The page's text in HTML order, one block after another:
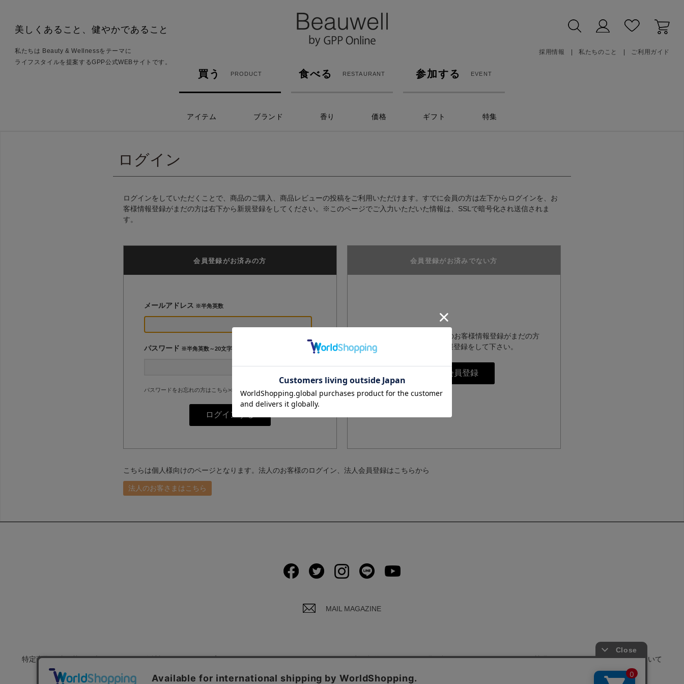
美しくあること、健やかであること
私たちは Beauty & Wellnessをテーマに
ライフスタイルを提案するGPP公式WEBサイトです。
採用情報 私たちのこと ご利用ガイド
買う PRODUCT 食べる RESTAURANT 参加する EVENT
アイテム ブランド 香り 価格 ギフト 特集
ログイン
ログインをしていただくことで、商品のご購入、商品レビューの投稿をご利用いただけます。すでに会員の方は左下からログインを、お
客様情報登録がまだの方は右下から新規登録をしてください。※このページでご入力いただいた情報は、SSLで暗号化され送信されま
す。
会員登録がお済みの方
メールアドレス ※半角英数
パスワード ※半角英数～20文字
パスワードをお忘れの方はこちら>>
会員登録がお済みでない方
GPPオンラインショップのお客様情報登録がまだの方
は、こちらからお客様情報登録をして下さい。
こちらは個人様向けのページとなります。法人のお客様のログイン、法人会員登録はこちらから
法人のお客さまはこちら
MAIL MAGAZINE
特定商取引法に基づく表示 会社概要 プライバシーポリシーについて ご利用規約 お問い合わせ よくあるご質問 サイトポリシーについて